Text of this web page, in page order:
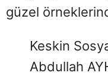
güzel
Keskin
Abdullah